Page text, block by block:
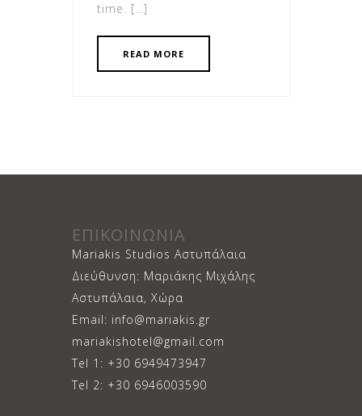
time. […]
READ MORE
ΕΠΙΚΟΙΝΩΝΙΑ
Mariakis Studios Αστυπάλαια
Διεύθυνση: Μαριάκης Μιχάλης
Αστυπάλαια, Χώρα
Email: info@mariakis.gr
mariakishotel@gmail.com
Tel 1: +30 6949473947
Tel 2: +30 6946003590